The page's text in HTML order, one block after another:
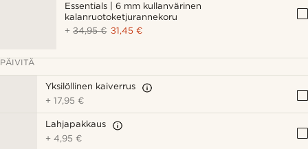
Essentials | 6 mm kullanvärinen
kalanruotoketjurannekoru
+34,95 € 31,45 €
PÄIVITÄ
Yksilöllinen kaiverrus
+17,95 €
Lahjapakkaus
+4,95 €